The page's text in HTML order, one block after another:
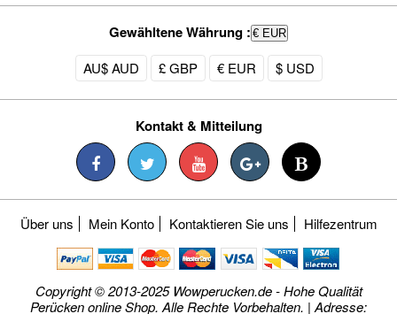
Gewähltene Währung : € EUR
AU$ AUD £ GBP € EUR $ USD
Kontakt & Mitteilung
Über uns Mein Konto Kontaktieren Sie uns Hilfezentrum
Copyright © 2013-2025 Wowperucken.de - Hohe Qualität
Perücken online Shop. Alle Rechte Vorbehalten. | Adresse: